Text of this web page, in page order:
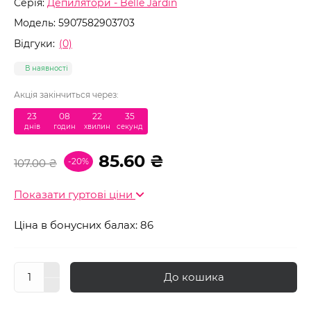
Серія: Депилятори - Belle Jardin
Модель: 5907582903703
Відгуки: (0)
В наявності
Акція закінчиться через:
23
днів
08
годин
22
хвилин
34
секунд
107.00 ₴ -20% 85.60 ₴
Показати гуртові ціни
Ціна в бонусних балах: 86
До кошика